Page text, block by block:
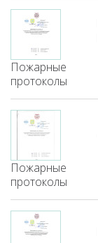
Пожарные
протоколы
Пожарные
протоколы